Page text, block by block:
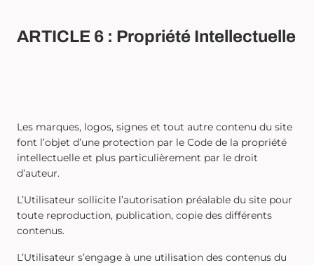
ARTICLE 6 : Propriété Intellectuelle
Les marques, logos, signes et tout autre contenu du site
font l’objet d’une protection par le Code de la propriété
intellectuelle et plus particulièrement par le droit
d’auteur.
L’Utilisateur sollicite l’autorisation préalable du site pour
toute reproduction, publication, copie des différents
contenus.
L’Utilisateur s’engage à une utilisation des contenus du